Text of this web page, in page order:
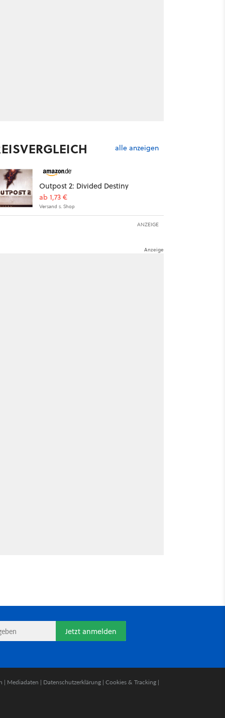
alle anzeigen
Outpost 2: Divided Destiny
ab 1,73 €
Versand s. Shop
ANZEIGE
Jetzt anmelden
| Mediadaten | Datenschutzerklärung | Cookies & Tracking |